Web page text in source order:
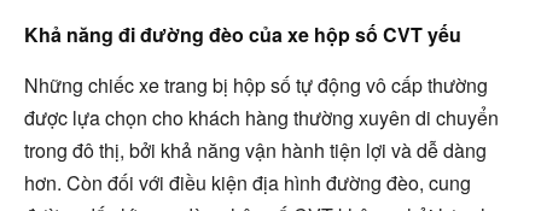
Khả năng đi đường đèo của xe hộp số CVT yếu
Những chiếc xe trang bị hộp số tự động vô cấp thường
được lựa chọn cho khách hàng thường xuyên di chuyển
trong đô thị, bởi khả năng vận hành tiện lợi và dễ dàng
hơn. Còn đối với điều kiện địa hình đường đèo, cung